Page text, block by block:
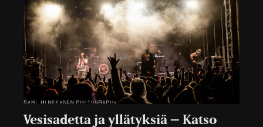
Vesisadetta ja yllätyksiä – Katso